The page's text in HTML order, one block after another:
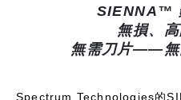
SIENNA™
無損、
無需刀片——
Spectrum Technologies的